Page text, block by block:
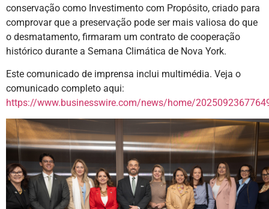
conservação como Investimento com Propósito, criado para
comprovar que a preservação pode ser mais valiosa do que
o desmatamento, firmaram um contrato de cooperação
histórico durante a Semana Climática de Nova York.
Este comunicado de imprensa inclui multimédia. Veja o
comunicado completo aqui:
https://www.businesswire.com/news/home/